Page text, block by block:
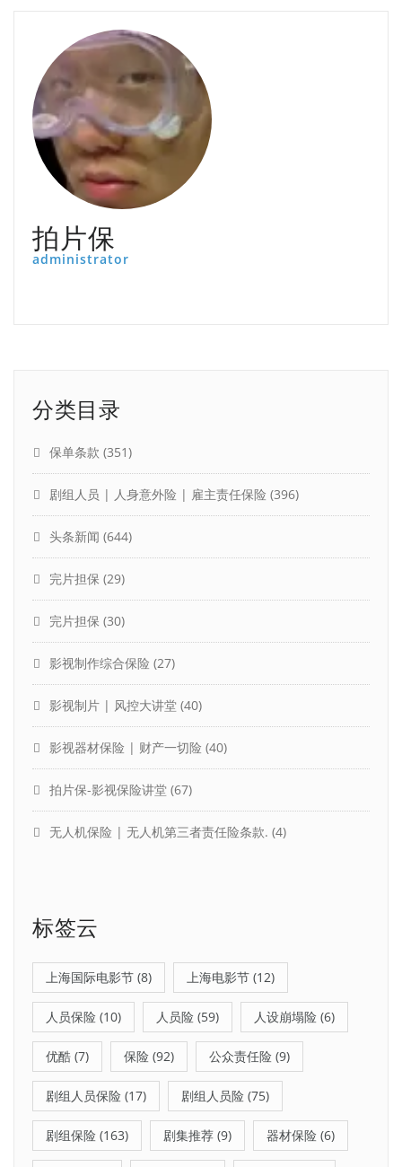
拍片保
administrator
分类目录
保单条款 (351)
剧组人员 | 人身意外险 | 雇主责任保险 (396)
头条新闻 (644)
完片担保 (29)
完片担保 (30)
影视制作综合保险 (27)
影视制片 | 风控大讲堂 (40)
影视器材保险 | 财产一切险 (40)
拍片保-影视保险讲堂 (67)
无人机保险 | 无人机第三者责任险条款. (4)
标签云
上海国际电影节 (8) 上海电影节 (12)
人员保险 (10) 人员险 (59) 人设崩塌险 (6)
优酷 (7) 保险 (92) 公众责任险 (9)
剧组人员保险 (17) 剧组人员险 (75)
剧组保险 (163) 剧集推荐 (9) 器材保险 (6)